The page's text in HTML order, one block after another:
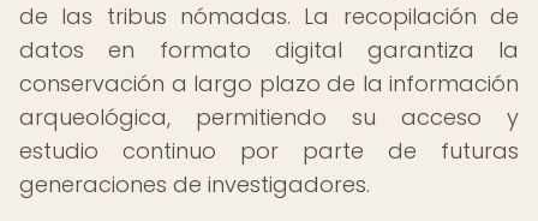
de las tribus nómadas. La recopilación de
datos en formato digital garantiza la
conservación a largo plazo de la información
arqueológica, permitiendo su acceso y
estudio continuo por parte de futuras
generaciones de investigadores.